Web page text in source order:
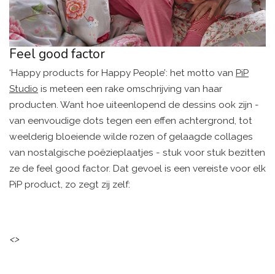
Feel good factor
‘Happy products for Happy People’: het motto van PiP
Studio is meteen een rake omschrijving van haar
producten. Want hoe uiteenlopend de dessins ook zijn -
van eenvoudige dots tegen een effen achtergrond, tot
weelderig bloeiende wilde rozen of gelaagde collages
van nostalgische poëzieplaatjes - stuk voor stuk bezitten
ze de feel good factor. Dat gevoel is een vereiste voor elk
PiP product, zo zegt zij zelf:
<>